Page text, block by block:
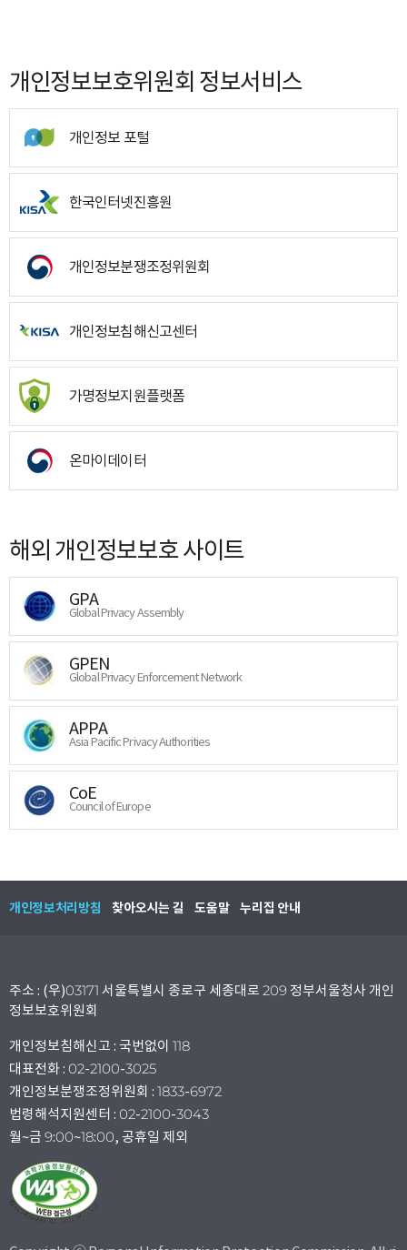
개인정보보호위원회 정보서비스
개인정보 포털
한국인터넷진흥원
개인정보분쟁조정위원회
개인정보침해신고센터
가명정보지원플랫폼
온마이데이터
해외 개인정보보호 사이트
GPA
Global Privacy Assembly
GPEN
Global Privacy Enforcement Network
APPA
Asia Pacific Privacy Authorities
CoE
Council of Europe
개인정보처리방침 찾아오시는 길 도움말 누리집 안내
주소 : (우)03171 서울특별시 종로구 세종대로 209 정부서울청사 개인
정보보호위원회
개인정보침해신고 : 국번없이 118
대표전화 : 02-2100-3025
개인정보분쟁조정위원회 : 1833-6972
법령해석지원센터 : 02-2100-3043
월~금 9:00~18:00, 공휴일 제외